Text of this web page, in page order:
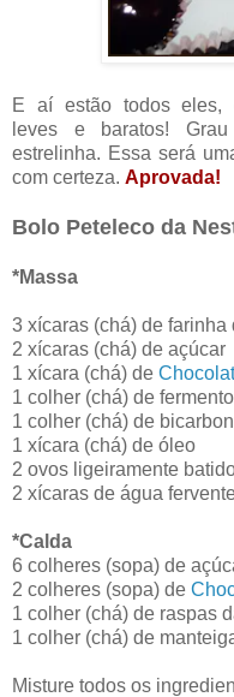
E aí estão todos eles,
leves e baratos!
estrelinha. Essa será
com certeza. Aprovada!
Bolo Peteleco da
*Massa
3 xícaras (chá) de farinha
2 xícaras (chá) de açúcar
1 xícara (chá) de
1 colher (chá) de
1 colher (chá) de
1 xícara (chá) de óleo
2 ovos ligeiramente
2 xícaras de água
*Calda
6 colheres (sopa) de
2 colheres (sopa) de
1 colher (chá) de raspas
1 colher (chá) de
Misture todos os